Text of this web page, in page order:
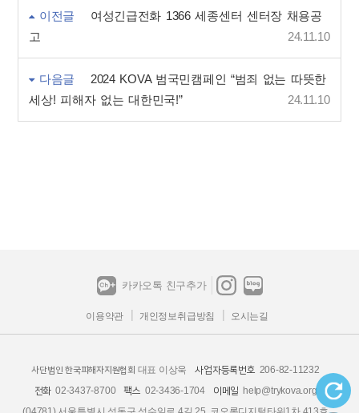
이전글
여성긴급전화 1366 세종센터 센터장 채용공
고
24.11.10
다음글
2024 KOVA 범국민캠페인 “범죄 없는 따뜻한
세상! 피해자 없는 대한민국!”
24.11.10
카카오톡 친구추가
이용약관 개인정보취급방침 오시는길
사단법인 한국피해자지원협회 대표 이상욱 사업자등록번호 206-82-11232
전화 02-3437-8700 팩스 02-3436-1704 이메일
help@trykova.org